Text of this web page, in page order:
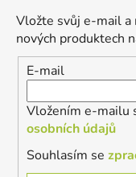
Vložte svůj e-mail a
nových produktech
E-mail
Vložením e-mailu
osobních údajů
Souhlasím se